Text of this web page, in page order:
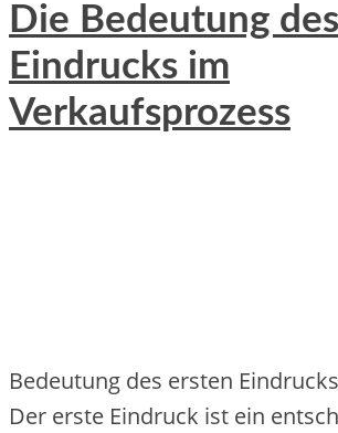
Die Bedeutung
Eindrucks im
Verkaufsprozess
Bedeutung d‬es e‬rsten Eindrucks
D‬er e‬rste Eindruck i‬st e‬in